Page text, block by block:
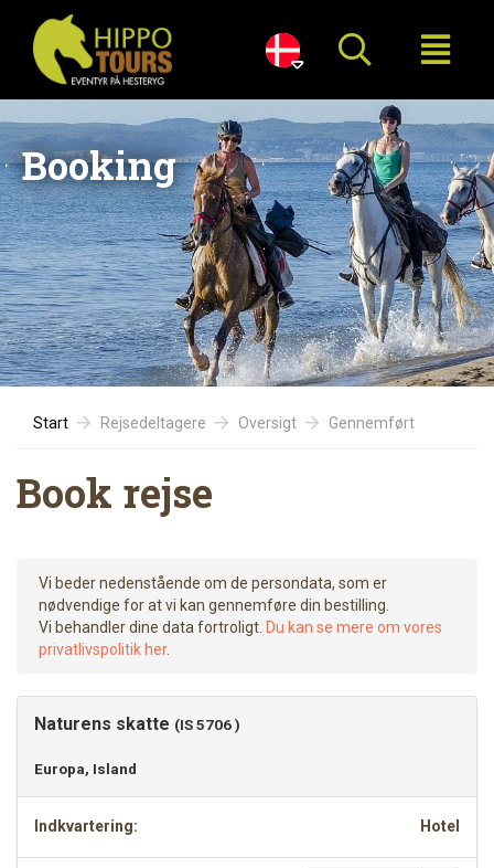

Booking
Start Rejsedeltagere Oversigt Gennemført
Book rejse
Vi beder nedenstående om de persondata, som er
nødvendige for at vi kan gennemføre din bestilling.
Vi behandler dine data fortroligt. Du kan se mere om vores
privatlivspolitik her.
Naturens skatte (IS 5706 )
Europa, Island
Indkvartering: Hotel